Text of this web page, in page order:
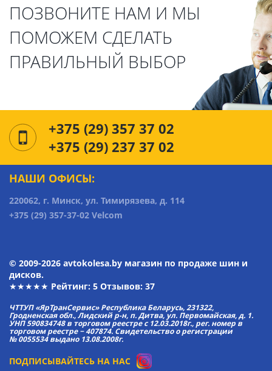
ПОЗВОНИТЕ НАМ И МЫ
ПОМОЖЕМ СДЕЛАТЬ
ПРАВИЛЬНЫЙ ВЫБОР
+375 (29) 357 37 02
+375 (29) 237 37 02
НАШИ ОФИСЫ:
220062, г. Минск, ул. Тимирязева, д. 114
+375 (29) 357-37-02 Velcom
© 2009-2026 avtokolesa.by магазин по продаже шин и
дисков.
★★★★★ Рейтинг: 5 Отзывов: 37
ЧТТУП «ЯрТранСервис» Республика Беларусь, 231322,
Гродненская обл., Лидский р-н, п. Дитва, ул. Первомайская, д. 1.
УНП 590834748 в торговом реестре с 12.03.2018г., рег. номер в
торговом реестре − 407874. Свидетельство о регистрации
№ 0055534 выдано 13.08.2008г.
ПОДПИСЫВАЙТЕСЬ НА НАС